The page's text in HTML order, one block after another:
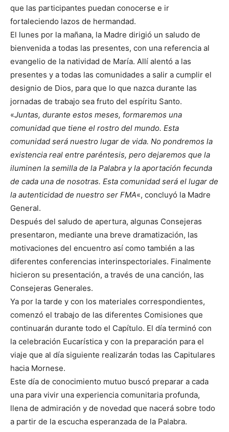
que las participantes puedan conocerse e ir
fortaleciendo lazos de hermandad.
El lunes por la mañana, la Madre dirigió un saludo de
bienvenida a todas las presentes, con una referencia al
evangelio de la natividad de María. Allí alentó a las
presentes y a todas las comunidades a salir a cumplir el
designio de Dios, para que lo que nazca durante las
jornadas de trabajo sea fruto del espíritu Santo.
«Juntas, durante estos meses, formaremos una
comunidad que tiene el rostro del mundo. Esta
comunidad será nuestro lugar de vida. No pondremos la
existencia real entre paréntesis, pero dejaremos que la
iluminen la semilla de la Palabra y la aportación fecunda
de cada una de nosotras. Esta comunidad será el lugar de
la autenticidad de nuestro ser FMA«, concluyó la Madre
General.
Después del saludo de apertura, algunas Consejeras
presentaron, mediante una breve dramatización, las
motivaciones del encuentro así como también a las
diferentes conferencias interinspectoriales. Finalmente
hicieron su presentación, a través de una canción, las
Consejeras Generales.
Ya por la tarde y con los materiales correspondientes,
comenzó el trabajo de las diferentes Comisiones que
continuarán durante todo el Capítulo. El día terminó con
la celebración Eucarística y con la preparación para el
viaje que al día siguiente realizarán todas las Capitulares
hacia Mornese.
Este día de conocimiento mutuo buscó preparar a cada
una para vivir una experiencia comunitaria profunda,
llena de admiración y de novedad que nacerá sobre todo
a partir de la escucha esperanzada de la Palabra.